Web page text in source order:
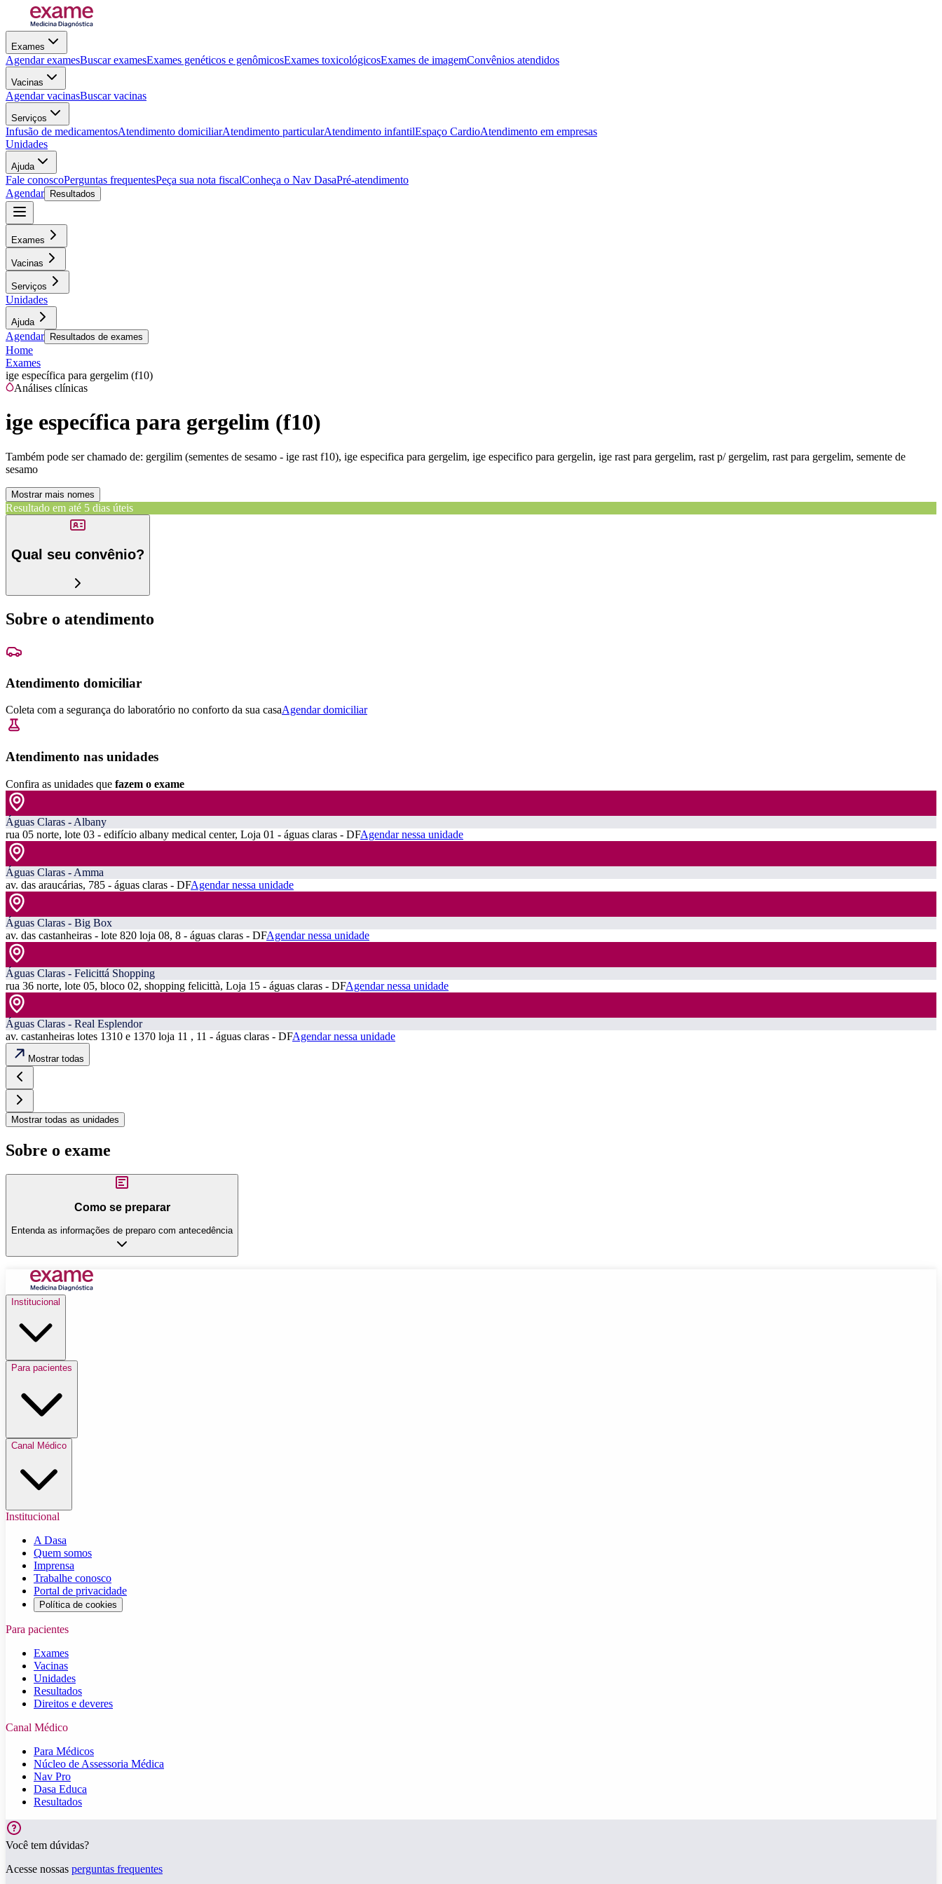
Exames
Agendar examesBuscar examesExames genéticos e genômicosExames toxicológicosExames de imagemConvênios atendidos
Vacinas
Agendar vacinasBuscar vacinas
Serviços
Infusão de medicamentosAtendimento domiciliarAtendimento particularAtendimento infantilEspaço CardioAtendimento em empresas
Unidades
Ajuda
Fale conoscoPerguntas frequentesPeça sua nota fiscalConheça o Nav DasaPré-atendimento
Agendar
Resultados
Exames
Vacinas
Serviços
Unidades
Ajuda
Agendar Resultados de exames
Home
Exames
ige específica para gergelim (f10)
Análises clínicas
ige específica para gergelim (f10)
Também pode ser chamado de: gergilim (sementes de sesamo - ige rast f10), ige especifica para gergelim, ige especifico para gergelin, ige rast para gergelim, rast p/ gergelim, rast para gergelim, semente de
sesamo
Mostrar mais nomes
Resultado em até 5 dias úteis
Qual seu convênio?
Sobre o atendimento
Atendimento domiciliar
Coleta com a segurança do laboratório no conforto da sua casaAgendar domiciliar
Atendimento nas unidades
Confira as unidades que fazem o exame
Águas Claras - Albany
rua 05 norte, lote 03 - edifício albany medical center, Loja 01 - águas claras - DFAgendar nessa unidade
Águas Claras - Amma
av. das araucárias, 785 - águas claras - DFAgendar nessa unidade
Águas Claras - Big Box
av. das castanheiras - lote 820 loja 08, 8 - águas claras - DFAgendar nessa unidade
Águas Claras - Felicittá Shopping
rua 36 norte, lote 05, bloco 02, shopping felicittà, Loja 15 - águas claras - DFAgendar nessa unidade
Águas Claras - Real Esplendor
av. castanheiras lotes 1310 e 1370 loja 11 , 11 - águas claras - DFAgendar nessa unidade
Mostrar todas
Mostrar todas as unidades
Sobre o exame
Como se preparar
Entenda as informações de preparo com antecedência
Institucional
Para pacientes
Canal Médico
Institucional
A Dasa
Quem somos
Imprensa
Trabalhe conosco
Portal de privacidade
Política de cookies
Para pacientes
Exames
Vacinas
Unidades
Resultados
Direitos e deveres
Canal Médico
Para Médicos
Núcleo de Assessoria Médica
Nav Pro
Dasa Educa
Resultados
Você tem dúvidas?
Acesse nossas perguntas frequentes